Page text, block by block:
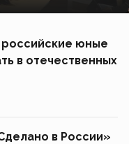
юные
в отечественных
в России»